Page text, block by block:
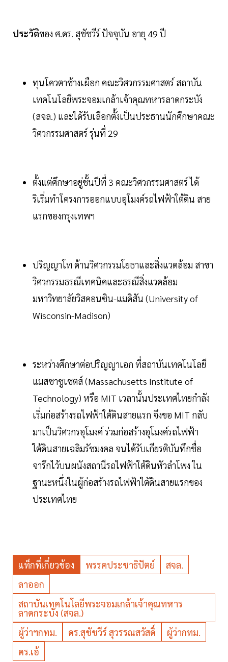
ประวัติของ ศ.ดร. สุชัชวีร์ ปัจจุบัน อายุ 49 ปี
ทุนโควตาช้างเผือก คณะวิศวกรรมศาสตร์ สถาบัน
เทคโนโลยีพระจอมเกล้าเจ้าคุณทหารลาดกระบัง
(สจล.) และได้รับเลือกตั้งเป็นประธานนักศึกษาคณะ
วิศวกรรมศาสตร์ รุ่นที่ 29
ตั้งแต่ศึกษาอยู่ชั้นปีที่ 3 คณะวิศวกรรมศาสตร์ ได้
ริเริ่มทำโครงการออกแบบอุโมงค์รถไฟฟ้าใต้ดิน สาย
แรกของกรุงเทพฯ
ปริญญาโท ด้านวิศวกรรมโยธาและสิ่งแวดล้อม สาขา
วิศวกรรมธรณีเทคนิคและธรณีสิ่งแวดล้อม
มหาวิทยาลัยวิสคอนซิน-แมดิสัน (University of
Wisconsin-Madison)
ระหว่างศึกษาต่อปริญญาเอก ที่สถาบันเทคโนโลยี
แมสซาชูเซตส์ (Massachusetts Institute of
Technology) หรือ MIT เวลานั้นประเทศไทยกำลัง
เริ่มก่อสร้างรถไฟฟ้าใต้ดินสายแรก จึงขอ MIT กลับ
มาเป็นวิศวกรอุโมงค์ ร่วมก่อสร้างอุโมงค์รถไฟฟ้า
ใต้ดินสายเฉลิมรัชมงคล จนได้รับเกียรติบันทึกชื่อ
จารึกไว้บนผนังสถานีรถไฟฟ้าใต้ดินหัวลำโพง ใน
ฐานะหนึ่งในผู้ก่อสร้างรถไฟฟ้าใต้ดินสายแรกของ
ประเทศไทย
แท็กที่เกี่ยวข้อง พรรคประชาธิปัตย์
สจล.
ลาออก
สถาบันเทคโนโลยีพระจอมเกล้าเจ้าคุณทหาร
ลาดกระบัง (สจล.)
ผู้ว่าฯกทม.
ดร.สุชัชวีร์ สุวรรณสวัสดิ์
ผู้ว่ากทม.
ดร.เอ้